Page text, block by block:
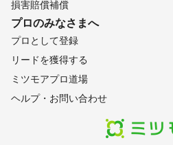
損害賠償補償
プロのみなさまへ
プロとして登録
リードを獲得する
ミツモアプロ道場
ヘルプ・お問い合わせ